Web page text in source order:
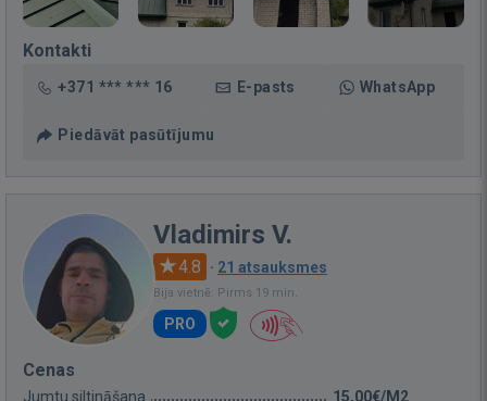
Kontakti
+371 *** *** 16 E-pasts WhatsApp
Piedāvāt pasūtījumu
Vladimirs V.
4.8 · 21 atsauksmes
Bija vietnē: Pirms 19 min.
PRO
Cenas
Jumtu siltināšana 15,00€/M2